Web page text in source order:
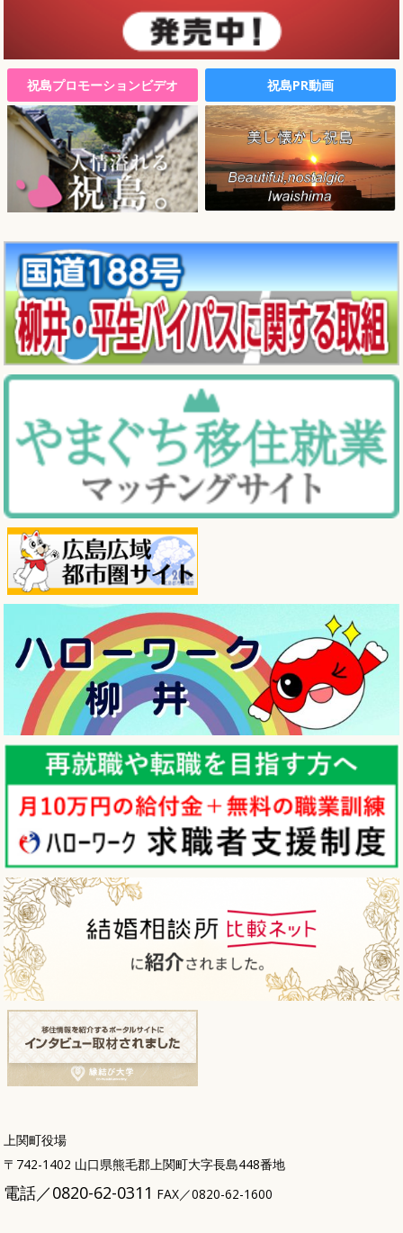
祝島プロモーションビデオ 祝島PR動画
上関町役場
〒742-1402 山口県熊毛郡上関町大字長島448番地
電話／0820-62-0311 FAX／0820-62-1600